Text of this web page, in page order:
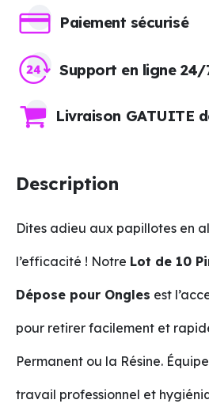
Paiement sécurisé
Support en ligne 24/
Livraison GATUITE
Description
Dites adieu aux papillotes en
l’efficacité ! Notre Lot de 10
Dépose pour Ongles est
pour retirer facilement et
Permanent ou la Résine.
travail professionnel et